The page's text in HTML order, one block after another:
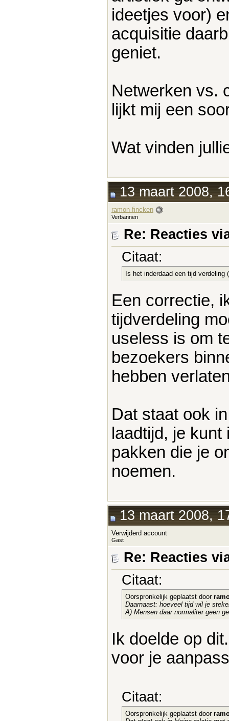
ideetjes voor)
acquisitie
geniet.
Netwerken vs.
lijkt mij een
Wat vinden
13 maart 2008,
ramon fincken
Verbannen
Re: Reacties
Citaat:
Is het inderdaad een tijd verdeling
Een correctie,
tijdverdeling
useless is om
bezoekers
hebben
Dat staat ook
laadtijd, je
pakken die je
noemen.
13 maart 2008,
Verwijderd account
Gast
Re: Reacties
Citaat:
Oorspronkelijk geplaatst door
Daarnaast: hoeveel tijd wil je
A) Mensen daar normaliter geen
Ik doelde op
voor je
Citaat:
Oorspronkelijk geplaatst door